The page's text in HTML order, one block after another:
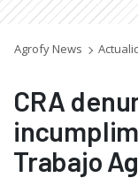
Agrofy News
CRA
Trabajo